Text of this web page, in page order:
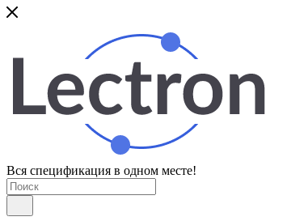
Вся спецификация в одном месте!